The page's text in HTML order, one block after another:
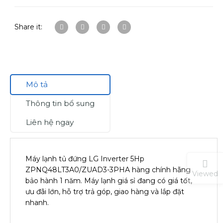
Share it:
Mô tả
Thông tin bổ sung
Liên hệ ngay
Máy lạnh tủ đứng LG Inverter 5Hp
ZPNQ48LT3A0/ZUAD3-3PHA hàng chính hãng
bảo hành 1 năm. Máy lạnh giá sỉ đang có giá tốt,
ưu đãi lớn, hỗ trợ trả góp, giao hàng và lắp đặt
nhanh.
Viewed